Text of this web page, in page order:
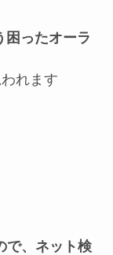
困ったオーラ
れます
で、ネット検